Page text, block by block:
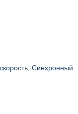
Синхронный